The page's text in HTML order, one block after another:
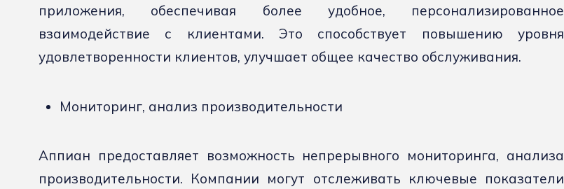
приложения, обеспечивая более удобное, персонализированное
взаимодействие с клиентами. Это способствует повышению уровня
удовлетворенности клиентов, улучшает общее качество обслуживания.
Мониторинг, анализ производительности
Аппиан предоставляет возможность непрерывного мониторинга, анализа
производительности. Компании могут отслеживать ключевые показатели